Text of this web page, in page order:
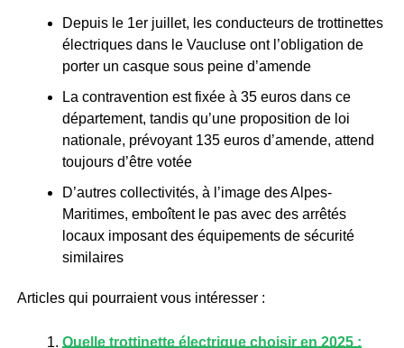
Depuis le 1er juillet, les conducteurs de trottinettes
électriques dans le Vaucluse ont l’obligation de
porter un casque sous peine d’amende
La contravention est fixée à 35 euros dans ce
département, tandis qu’une proposition de loi
nationale, prévoyant 135 euros d’amende, attend
toujours d’être votée
D’autres collectivités, à l’image des Alpes-
Maritimes, emboîtent le pas avec des arrêtés
locaux imposant des équipements de sécurité
similaires
Articles qui pourraient vous intéresser :
Quelle trottinette électrique choisir en 2025 :